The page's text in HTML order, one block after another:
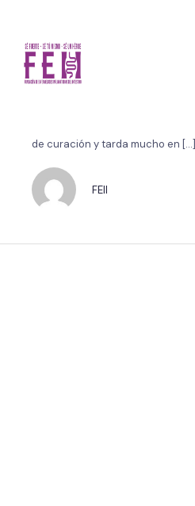
julio 11, 2011 by FEII
Cáncer de Colon
de curación y tarda mucho en […]
FEII